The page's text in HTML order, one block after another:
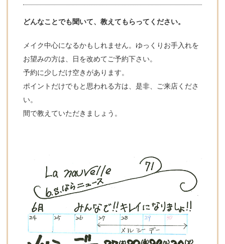
どんなことでも聞いて、教えてもらってください。
メイク中心になるかもしれません。ゆっくりお手入れを
お望みの方は、日を改めてご予約下さい。
予約に少しだけ空きがあります。
ポイントだけでもと思われる方は、是非、ご来店くださ
い。
間で教えていただきましょう。